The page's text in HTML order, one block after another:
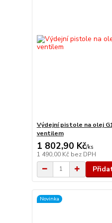
Výdejní pistole na olej
ventilem
1 802,90 Kč/ks
1 490,00 Kč bez DPH
Novinka